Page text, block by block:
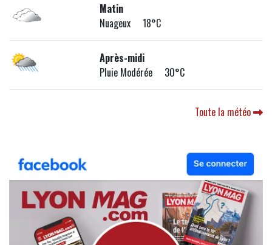
Matin
Nuageux 18°C
Après-midi
Pluie Modérée 30°C
Toute la météo